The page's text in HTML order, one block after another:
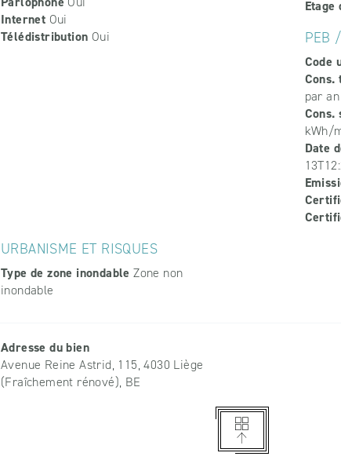
Internet Oui
Télédistribution Oui
Etage
PEB
Code
par an
Cons.
kWh/
Date
URBANISME ET RISQUES
Type de zone inondable Zone non
inondable
Adresse du bien
Avenue Reine Astrid, 115, 4030 Liège
(Fraîchement rénové), BE